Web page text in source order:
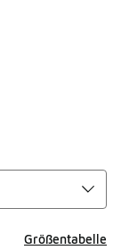
an.
Größentabelle